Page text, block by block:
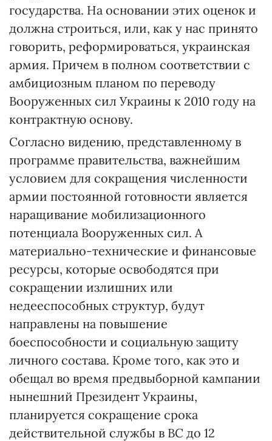
государства. На основании этих оценок и
должна строиться, или, как у нас принято
говорить, реформироваться, украинская
армия. Причем в полном соответствии с
амбициозным планом по переводу
Вооруженных сил Украины к 2010 году на
контрактную основу.
Согласно видению, представленному в
программе правительства, важнейшим
условием для сокращения численности
армии постоянной готовности является
наращивание мобилизационного
потенциала Вооруженных сил. А
материально-технические и финансовые
ресурсы, которые освободятся при
сокращении излишних или
недееспособных структур, будут
направлены на повышение
боеспособности и социальную защиту
личного состава. Кроме того, как это и
обещал во время предвыборной кампании
нынешний Президент Украины,
планируется сокращение срока
действительной службы в ВС до 12